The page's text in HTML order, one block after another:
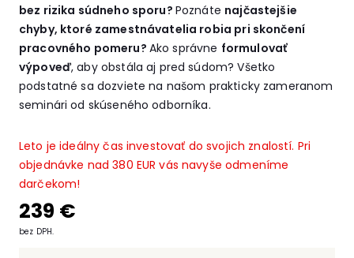
bez rizika súdneho sporu? Poznáte najčastejšie
chyby, ktoré zamestnávatelia robia pri skončení
pracovného pomeru? Ako správne formulovať
výpoveď, aby obstála aj pred súdom? Všetko
podstatné sa dozviete na našom prakticky zameranom
seminári od skúseného odborníka.
Leto je ideálny čas investovať do svojich znalostí. Pri
objednávke nad 380 EUR vás navyše odmeníme
darčekom!
239 €
bez DPH.